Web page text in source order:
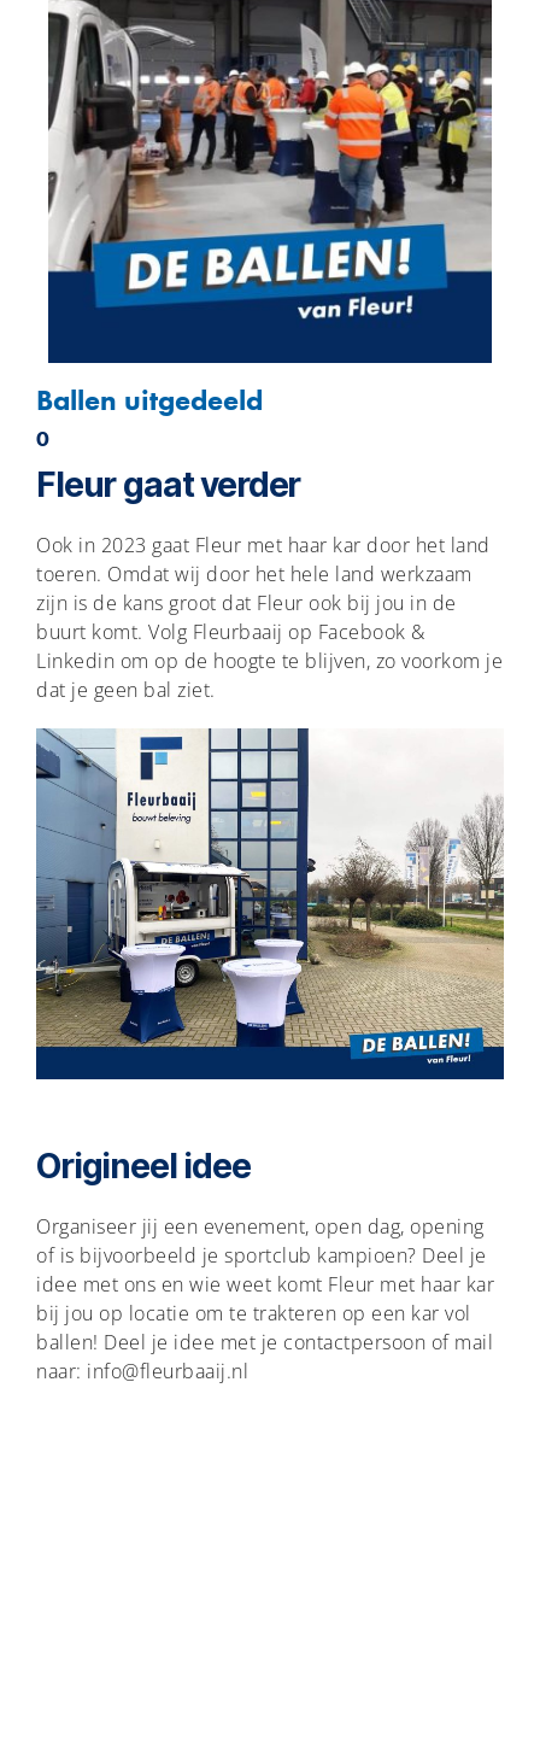
Ballen uitgedeeld
0
Fleur gaat verder
Ook in 2023 gaat Fleur met haar kar door het land
toeren. Omdat wij door het hele land werkzaam
zijn is de kans groot dat Fleur ook bij jou in de
buurt komt. Volg Fleurbaaij op Facebook &
Linkedin om op de hoogte te blijven, zo voorkom je
dat je geen bal ziet.
Origineel idee
Organiseer jij een evenement, open dag, opening
of is bijvoorbeeld je sportclub kampioen? Deel je
idee met ons en wie weet komt Fleur met haar kar
bij jou op locatie om te trakteren op een kar vol
ballen! Deel je idee met je contactpersoon of mail
naar: info@fleurbaaij.nl